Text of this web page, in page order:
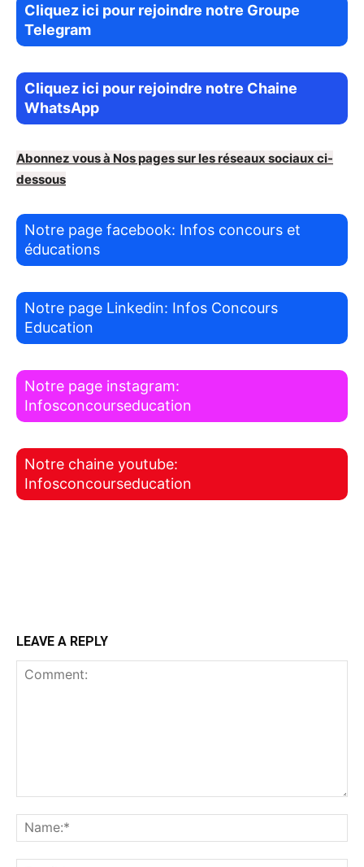
Cliquez ici pour rejoindre notre Groupe
Telegram
Cliquez ici pour rejoindre notre Chaine
WhatsApp
Abonnez vous à Nos pages sur les réseaux sociaux ci-
dessous
Notre page facebook: Infos concours et
éducations
Notre page Linkedin: Infos Concours
Education
Notre page instagram:
Infosconcourseducation
Notre chaine youtube:
Infosconcourseducation
LEAVE A REPLY